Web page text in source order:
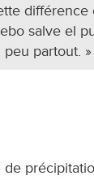
différence
salve el
partout. »
de